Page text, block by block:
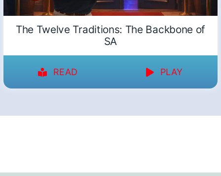
The Twelve Traditions: The Backbone of
SA
READ PLAY